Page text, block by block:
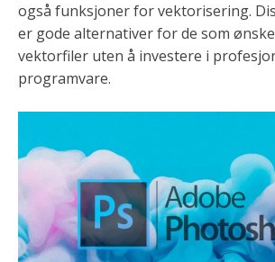
også funksjoner for vektorisering.
er gode alternativer for de som
vektorfiler uten å investere i
programvare.